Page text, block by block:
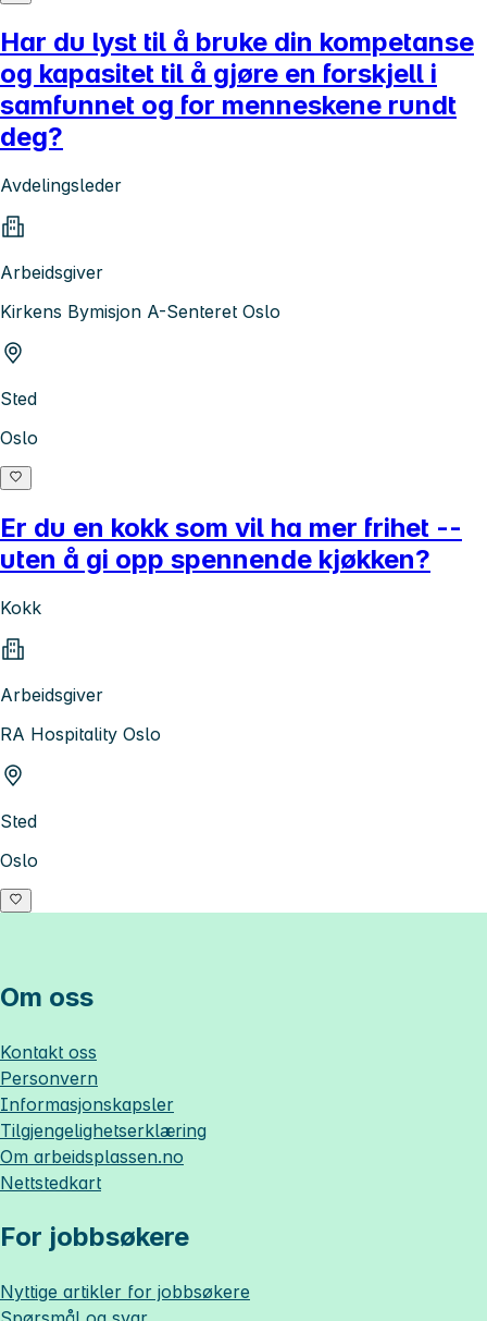
Har du lyst til å bruke din kompetanse
og kapasitet til å gjøre en forskjell i
samfunnet og for menneskene rundt
deg?
Avdelingsleder
Arbeidsgiver
Kirkens Bymisjon A-Senteret Oslo
Sted
Oslo
Er du en kokk som vil ha mer frihet --
uten å gi opp spennende kjøkken?
Kokk
Arbeidsgiver
RA Hospitality Oslo
Sted
Oslo
Om oss
Kontakt oss
Personvern
Informasjonskapsler
Tilgjengelighetserklæring
Om arbeidsplassen.no
Nettstedkart
For jobbsøkere
Nyttige artikler for jobbsøkere